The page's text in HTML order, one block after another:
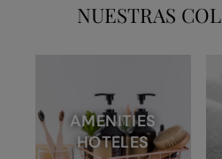
NUESTRAS
AMENITIES
HOTELES